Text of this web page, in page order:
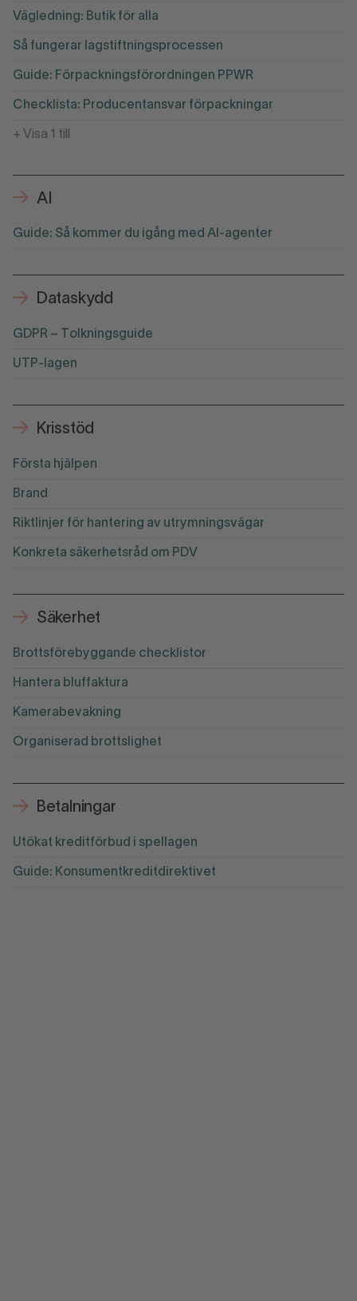
Vägledning: Butik för alla
Så fungerar lagstiftningsprocessen
Guide: Förpackningsförordningen PPWR
Checklista: Producentansvar förpackningar
+ Visa 1 till
AI
Guide: Så kommer du igång med AI-agenter
Dataskydd
GDPR – Tolkningsguide
UTP-lagen
Krisstöd
Första hjälpen
Brand
Riktlinjer för hantering av utrymningsvägar
Konkreta säkerhetsråd om PDV
Säkerhet
Brottsförebyggande checklistor
Hantera bluffaktura
Kamerabevakning
Organiserad brottslighet
Betalningar
Utökat kreditförbud i spellagen
Guide: Konsumentkreditdirektivet